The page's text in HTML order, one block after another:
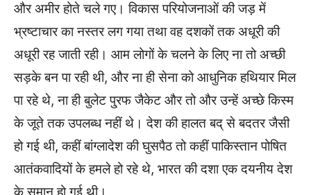
और अमीर होते चले गए। विकास परियोजनाओं की जड़ में
भ्रष्टाचार का नस्तर लग गया तथा वह दशकों तक अधूरी की
अधूरी रह जाती रही। आम लोगों के चलने के लिए ना तो अच्छी
सड़के बन पा रही थी, और ना ही सेना को आधुनिक हथियार मिल
पा रहे थे, ना ही बुलेट पु्रफ जैकेट और तो और उन्हें अच्छे किस्म
के जूते तक उपलब्ध नहीं थे। देश की हालत बद् से बदतर जैसी
हो गई थी, कहीं बांग्लादेश की घुसपैठ तो कहीं पाकिस्तान पोषित
आतंकवादियों के हमले हो रहे थे, भारत की दशा एक दयनीय देश